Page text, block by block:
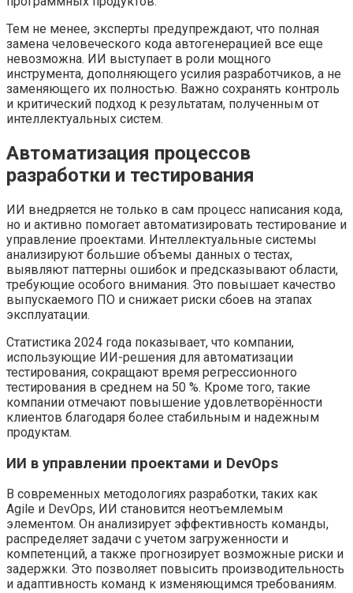
Тем не менее, эксперты предупреждают, что полная
замена человеческого кода автогенерацией все еще
невозможна. ИИ выступает в роли мощного
инструмента, дополняющего усилия разработчиков, а не
заменяющего их полностью. Важно сохранять контроль
и критический подход к результатам, полученным от
интеллектуальных систем.
Автоматизация процессов
разработки и тестирования
ИИ внедряется не только в сам процесс написания кода,
но и активно помогает автоматизировать тестирование и
управление проектами. Интеллектуальные системы
анализируют большие объемы данных о тестах,
выявляют паттерны ошибок и предсказывают области,
требующие особого внимания. Это повышает качество
выпускаемого ПО и снижает риски сбоев на этапах
эксплуатации.
Статистика 2024 года показывает, что компании,
использующие ИИ-решения для автоматизации
тестирования, сокращают время регрессионного
тестирования в среднем на 50 %. Кроме того, такие
компании отмечают повышение удовлетворённости
клиентов благодаря более стабильным и надежным
продуктам.
ИИ в управлении проектами и DevOps
В современных методологиях разработки, таких как
Agile и DevOps, ИИ становится неотъемлемым
элементом. Он анализирует эффективность команды,
распределяет задачи с учетом загруженности и
компетенций, а также прогнозирует возможные риски и
задержки. Это позволяет повысить производительность
и адаптивность команд к изменяющимся требованиям.